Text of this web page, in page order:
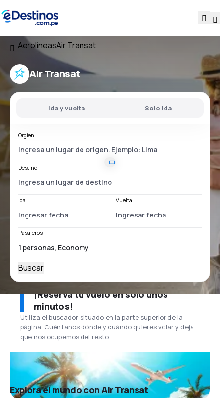
AerolíneasAir Transat
Air Transat
Ida y vuelta Solo ida
Orgien
Destino
Ida Vuelta
Pasajeros
Buscar
¡Reserva tu vuelo en solo unos
minutos!
Utiliza el buscador situado en la parte superior de la
página. Cuéntanos dónde y cuándo quieres volar y deja
que nos ocupemos del resto.
Explora el mundo con Air Transat